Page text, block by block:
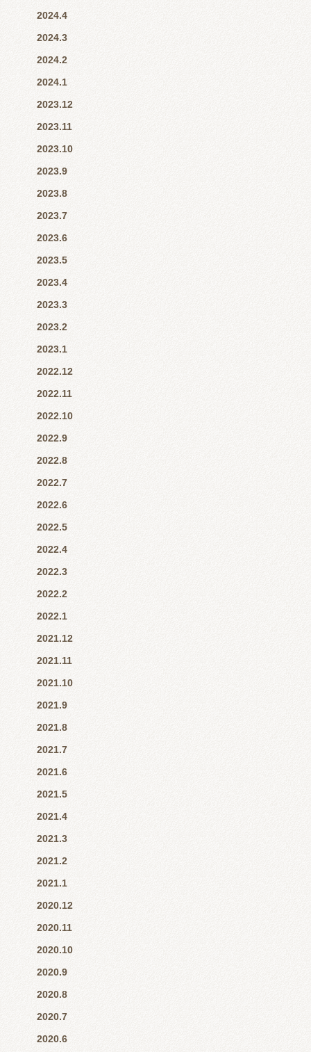
2024.4
2024.3
2024.2
2024.1
2023.12
2023.11
2023.10
2023.9
2023.8
2023.7
2023.6
2023.5
2023.4
2023.3
2023.2
2023.1
2022.12
2022.11
2022.10
2022.9
2022.8
2022.7
2022.6
2022.5
2022.4
2022.3
2022.2
2022.1
2021.12
2021.11
2021.10
2021.9
2021.8
2021.7
2021.6
2021.5
2021.4
2021.3
2021.2
2021.1
2020.12
2020.11
2020.10
2020.9
2020.8
2020.7
2020.6